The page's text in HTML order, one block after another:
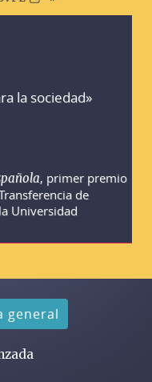
la sociedad»
, primer premio
de
Universidad
general